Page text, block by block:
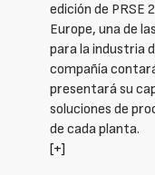
edición de PRSE
Europe, una de
para la industria
compañía
presentará su
soluciones de
de cada planta.
[+]